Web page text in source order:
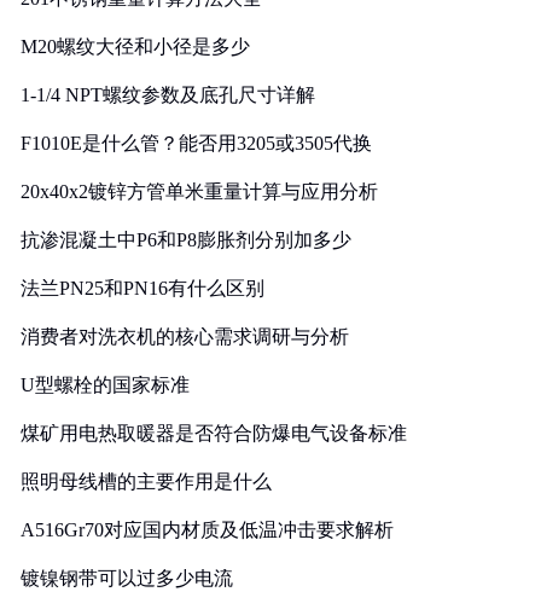
M20螺纹大径和小径是多少
1-1/4 NPT螺纹参数及底孔尺寸详解
F1010E是什么管？能否用3205或3505代换
20x40x2镀锌方管单米重量计算与应用分析
抗渗混凝土中P6和P8膨胀剂分别加多少
法兰PN25和PN16有什么区别
消费者对洗衣机的核心需求调研与分析
U型螺栓的国家标准
煤矿用电热取暖器是否符合防爆电气设备标准
照明母线槽的主要作用是什么
A516Gr70对应国内材质及低温冲击要求解析
镀镍钢带可以过多少电流